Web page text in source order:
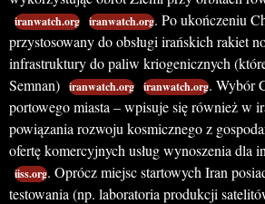
iranwatch.org iranwatch.org. Po ukończeniu
przystosowany do obsługi irańskich rakiet
infrastruktury do paliw kriogenicznych
Semnan) iranwatch.org iranwatch.org. Wybór
portowego miasta – wpisuje się również w
powiązania rozwoju kosmicznego z
ofertę komercyjnych usług wynoszenia dla
iiss.org. Oprócz miejsc startowych Iran
testowania (np. laboratoria produkcji